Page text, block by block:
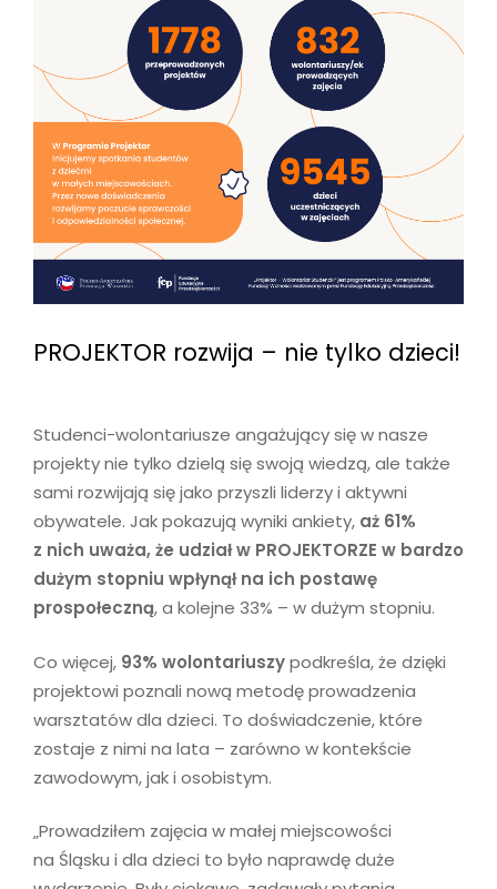
PROJEKTOR rozwija – nie tylko dzieci!
Studenci-wolontariusze angażujący się w nasze
projekty nie tylko dzielą się swoją wiedzą, ale także
sami rozwijają się jako przyszli liderzy i aktywni
obywatele. Jak pokazują wyniki ankiety, aż 61%
z nich uważa, że udział w PROJEKTORZE w bardzo
dużym stopniu wpłynął na ich postawę
prospołeczną, a kolejne 33% – w dużym stopniu.
Co więcej, 93% wolontariuszypodkreśla, że dzięki
projektowi poznali nową metodę prowadzenia
warsztatów dla dzieci. To doświadczenie, które
zostaje z nimi na lata – zarówno w kontekście
zawodowym, jak i osobistym.
„Prowadziłem zajęcia w małej miejscowości
na Śląsku i dla dzieci to było naprawdę duże